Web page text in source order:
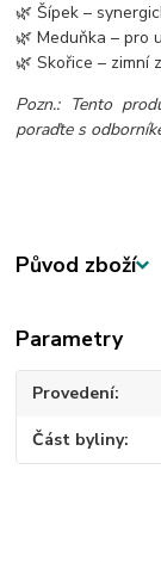
🌿 Šípek –
🌿 Meduňka – pro
🌿 Skořice – zimní
Pozn.: Tento
poraďte s
Původ zboží
Parametry
Provedení
Část byliny